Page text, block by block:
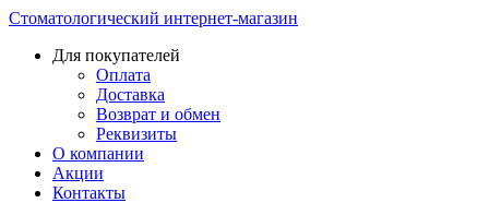
Стоматологический интернет-магазин
Для покупателей
Оплата
Доставка
Возврат и обмен
Реквизиты
О компании
Акции
Контакты